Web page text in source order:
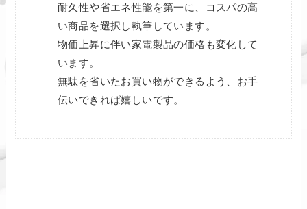
耐久性や省エネ性能を第一に、コスパの高
い商品を選択し執筆しています。
物価上昇に伴い家電製品の価格も変化して
います。
無駄を省いたお買い物ができるよう、お手
伝いできれば嬉しいです。